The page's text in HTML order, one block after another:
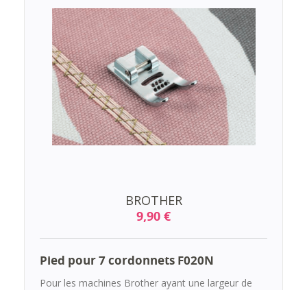
BROTHER
9,90 €
Pied pour 7 cordonnets F020N
Pour les machines Brother ayant une largeur de